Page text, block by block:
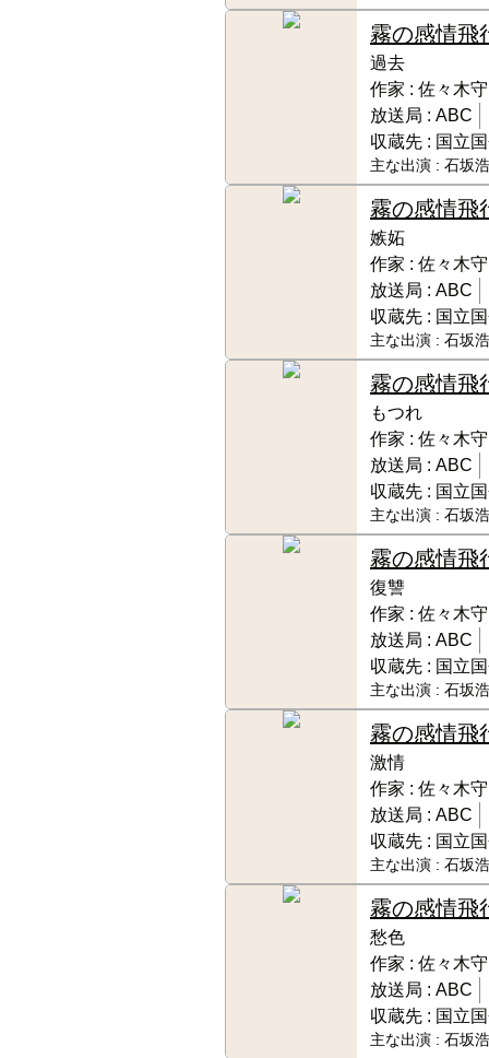
霧の感情飛
過去
作家 : 佐々木守
放送局 : ABC
収蔵先 : 国立
主な出演 : 石坂
霧の感情飛
嫉妬
作家 : 佐々木守
放送局 : ABC
収蔵先 : 国立
主な出演 : 石坂
霧の感情飛
もつれ
作家 : 佐々木守
放送局 : ABC
収蔵先 : 国立
主な出演 : 石坂
霧の感情飛
復讐
作家 : 佐々木守
放送局 : ABC
収蔵先 : 国立
主な出演 : 石坂
霧の感情飛
激情
作家 : 佐々木守
放送局 : ABC
収蔵先 : 国立
主な出演 : 石坂
霧の感情飛
愁色
作家 : 佐々木守
放送局 : ABC
収蔵先 : 国立
主な出演 : 石坂